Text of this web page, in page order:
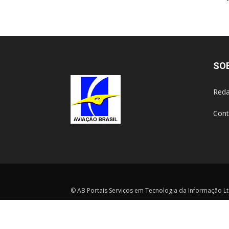
© AB Portais Serviços em Tecnologia da Informação